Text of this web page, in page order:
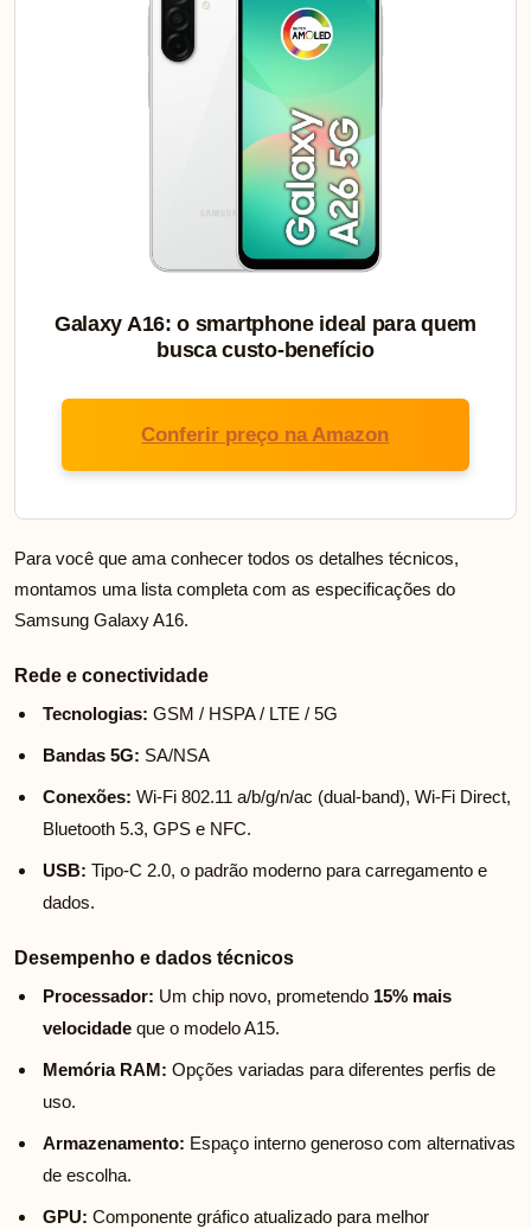
Galaxy A16: o smartphone ideal para quem
busca custo-benefício
Conferir preço na Amazon
Para você que ama conhecer todos os detalhes técnicos,
montamos uma lista completa com as especificações do
Samsung Galaxy A16.
Rede e conectividade
Tecnologias: GSM / HSPA / LTE / 5G
Bandas 5G: SA/NSA
Conexões: Wi-Fi 802.11 a/b/g/n/ac (dual-band), Wi-Fi Direct,
Bluetooth 5.3, GPS e NFC.
USB: Tipo-C 2.0, o padrão moderno para carregamento e
dados.
Desempenho e dados técnicos
Processador: Um chip novo, prometendo 15% mais
velocidade que o modelo A15.
Memória RAM: Opções variadas para diferentes perfis de
uso.
Armazenamento: Espaço interno generoso com alternativas
de escolha.
GPU: Componente gráfico atualizado para melhor